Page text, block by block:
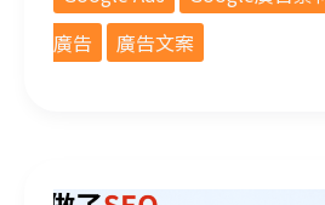
廣告
廣告文案
做了SEO還要投Google廣告嗎？破解二選一迷思，打造企業成長的「雙引擎」策略